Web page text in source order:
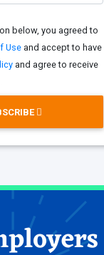
below, you agreed to
Useand accept to have
and agree to receive